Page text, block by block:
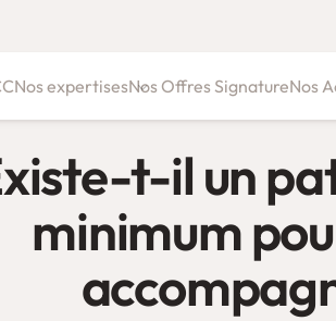
Nos expertises
Ressources Humaines
Gestion de patrimoine &
Nos Offres SignatureNos
t-il un
minimum